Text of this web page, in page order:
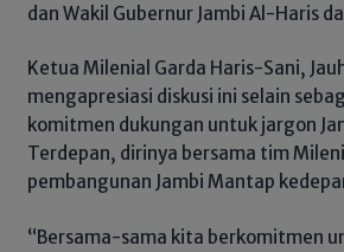
dan Wakil Gubernur Jambi Al-Haris
Ketua Milenial Garda Haris-Sani,
mengapresiasi diskusi ini selain
komitmen dukungan untuk jargon
Terdepan, dirinya bersama tim
pembangunan Jambi Mantap
“Bersama-sama kita berkomitmen